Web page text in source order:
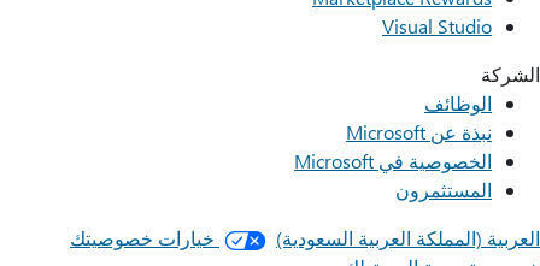
Visual Studio
الشركة
الوظائف
نبذة عن Microsoft
الخصوصية في Microsoft
المستثمرون
العربية (المملكة العربية السعودية)
خيارات خصوصيتك